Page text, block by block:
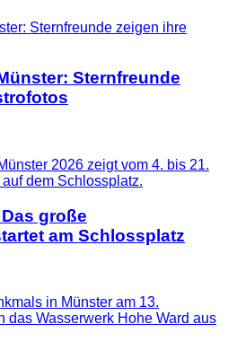
Sternfreunde
große
am Schlossplatz